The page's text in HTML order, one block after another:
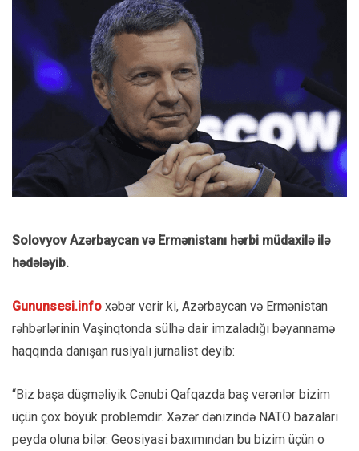
Solovyov Azərbaycan və Ermənistanı hərbi müdaxilə ilə
hədələyib.
Gununsesi.info xəbər verir ki, Azərbaycan və Ermənistan
rəhbərlərinin Vaşinqtonda sülhə dair imzaladığı bəyannamə
haqqında danışan rusiyalı jurnalist deyib:
“Biz başa düşməliyik Cənubi Qafqazda baş verənlər bizim
üçün çox böyük problemdir. Xəzər dənizində NATO bazaları
peyda oluna bilər. Geosiyasi baxımından bu bizim üçün o